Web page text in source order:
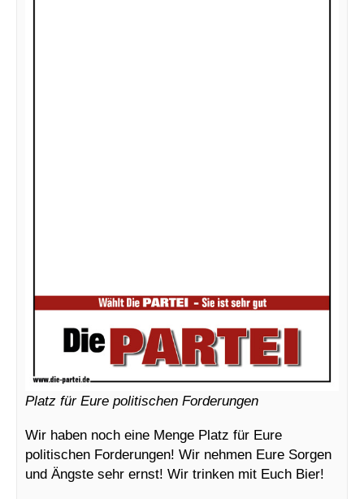
Platz für Eure politischen Forderungen
Wir haben noch eine Menge Platz für Eure
politischen Forderungen! Wir nehmen Eure Sorgen
und Ängste sehr ernst! Wir trinken mit Euch Bier!